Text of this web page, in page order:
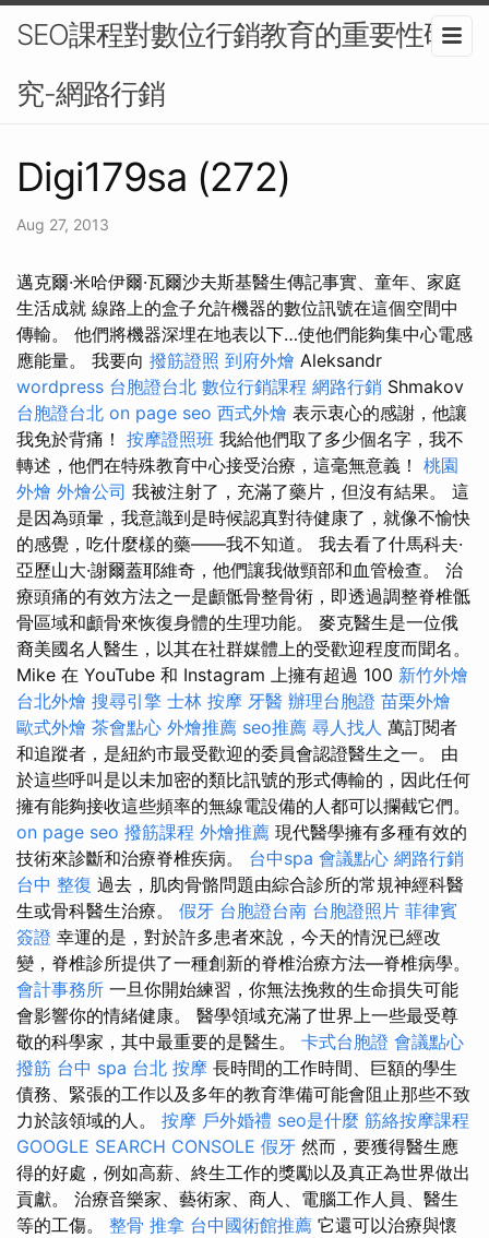
SEO課程對數位行銷教育的重要性研
究-網路行銷
Digi179sa (272)
Aug 27, 2013
邁克爾·米哈伊爾·瓦爾沙夫斯基醫生傳記事實、童年、家庭
生活成就 線路上的盒子允許機器的數位訊號在這個空間中
傳輸。 他們將機器深埋在地表以下…使他們能夠集中心電感
應能量。 我要向 撥筋證照 到府外燴 Aleksandr
wordpress 台胞證台北 數位行銷課程 網路行銷 Shmakov
台胞證台北 on page seo 西式外燴 表示衷心的感謝，他讓
我免於背痛！ 按摩證照班 我給他們取了多少個名字，我不
轉述，他們在特殊教育中心接受治療，這毫無意義！ 桃園
外燴 外燴公司 我被注射了，充滿了藥片，但沒有結果。 這
是因為頭暈，我意識到是時候認真對待健康了，就像不愉快
的感覺，吃什麼樣的藥——我不知道。 我去看了什馬科夫·
亞歷山大·謝爾蓋耶維奇，他們讓我做頸部和血管檢查。 治
療頭痛的有效方法之一是顱骶骨整骨術，即透過調整脊椎骶
骨區域和顱骨來恢復身體的生理功能。 麥克醫生是一位俄
裔美國名人醫生，以其在社群媒體上的受歡迎程度而聞名。
Mike 在 YouTube 和 Instagram 上擁有超過 100 新竹外燴
台北外燴 搜尋引擎 士林 按摩 牙醫 辦理台胞證 苗栗外燴
歐式外燴 茶會點心 外燴推薦 seo推薦 尋人找人 萬訂閱者
和追蹤者，是紐約市最受歡迎的委員會認證醫生之一。 由
於這些呼叫是以未加密的類比訊號的形式傳輸的，因此任何
擁有能夠接收這些頻率的無線電設備的人都可以攔截它們。
on page seo 撥筋課程 外燴推薦 現代醫學擁有多種有效的
技術來診斷和治療脊椎疾病。 台中spa 會議點心 網路行銷
台中 整復 過去，肌肉骨骼問題由綜合診所的常規神經科醫
生或骨科醫生治療。 假牙 台胞證台南 台胞證照片 菲律賓
簽證 幸運的是，對於許多患者來說，今天的情況已經改
變，脊椎診所提供了一種創新的脊椎治療方法—脊椎病學。
會計事務所 一旦你開始練習，你無法挽救的生命損失可能
會影響你的情緒健康。 醫學領域充滿了世界上一些最受尊
敬的科學家，其中最重要的是醫生。 卡式台胞證 會議點心
撥筋 台中 spa 台北 按摩 長時間的工作時間、巨額的學生
債務、緊張的工作以及多年的教育準備可能會阻止那些不致
力於該領域的人。 按摩 戶外婚禮 seo是什麼 筋絡按摩課程
GOOGLE SEARCH CONSOLE 假牙 然而，要獲得醫生應
得的好處，例如高薪、終生工作的獎勵以及真正為世界做出
貢獻。 治療音樂家、藝術家、商人、電腦工作人員、醫生
等的工傷。 整骨 推拿 台中國術館推薦 它還可以治療與懷